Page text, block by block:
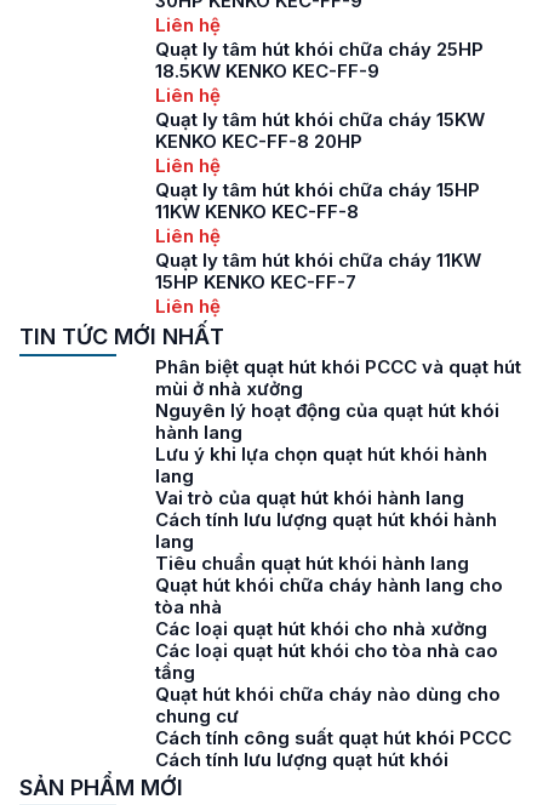
Liên hệ
Quạt ly tâm hút khói chữa cháy 25HP
18.5KW KENKO KEC-FF-9
Liên hệ
Quạt ly tâm hút khói chữa cháy 15KW
KENKO KEC-FF-8 20HP
Liên hệ
Quạt ly tâm hút khói chữa cháy 15HP
11KW KENKO KEC-FF-8
Liên hệ
Quạt ly tâm hút khói chữa cháy 11KW
15HP KENKO KEC-FF-7
Liên hệ
TIN TỨC MỚI NHẤT
Phân biệt quạt hút khói PCCC và quạt hút
mùi ở nhà xưởng
Nguyên lý hoạt động của quạt hút khói
hành lang
Lưu ý khi lựa chọn quạt hút khói hành
lang
Vai trò của quạt hút khói hành lang
Cách tính lưu lượng quạt hút khói hành
lang
Tiêu chuẩn quạt hút khói hành lang
Quạt hút khói chữa cháy hành lang cho
tòa nhà
Các loại quạt hút khói cho nhà xưởng
Các loại quạt hút khói cho tòa nhà cao
tầng
Quạt hút khói chữa cháy nào dùng cho
chung cư
Cách tính công suất quạt hút khói PCCC
Cách tính lưu lượng quạt hút khói
SẢN PHẨM MỚI